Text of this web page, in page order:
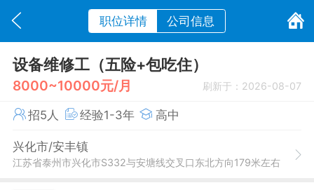
职位详情 公司信息
设备维修工（五险+包吃住）
8000~10000元/月 刷新于：2026-08-07
招5人 经验1-3年 高中
兴化市/安丰镇
江苏省泰州市兴化市S332与安塘线交叉口东北方向179米左右